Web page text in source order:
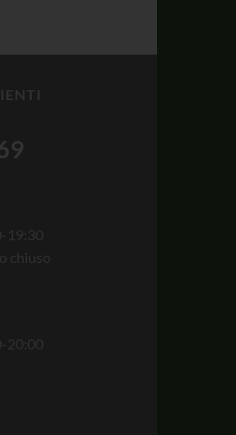
19:30
chiuso
20:00